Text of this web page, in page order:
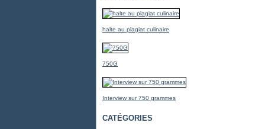
halte au plagiat culinaire
750G
Interview sur 750 grammes
CATÉGORIES